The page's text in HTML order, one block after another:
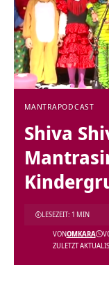
MANTRAPODCAST
Shiva
ZULETZT
VONOMKARA
LESEZEIT: 1 MIN